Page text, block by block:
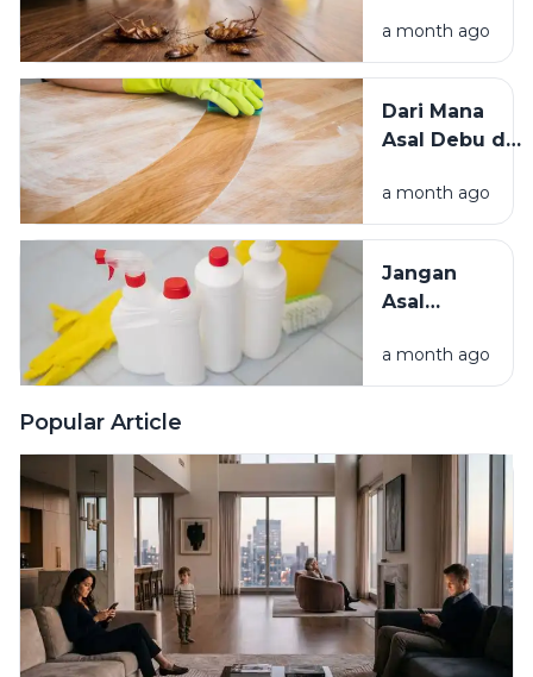
Mengundang
Kecoak,
Hama
Lainnya Ke
a month ago
Dari Mana
Asal Debu di
Kenali
Penyebab
Mengatasinya
a month ago
Jangan
Asal
Bahan
Pembersih
a month ago
Popular Article